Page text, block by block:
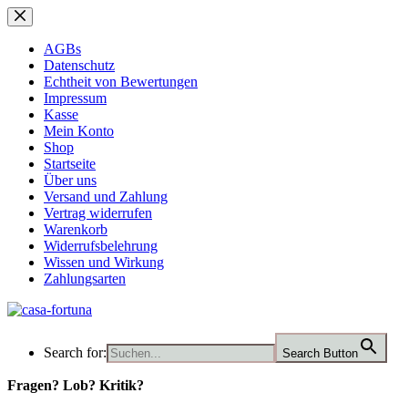
Zum
Inhalt
springenAGBs
Datenschutz
Echtheit von Bewertungen
Impressum
Kasse
Mein Konto
Shop
Startseite
Über uns
Versand und Zahlung
Vertrag widerrufen
Warenkorb
Widerrufsbelehrung
Wissen und Wirkung
Zahlungsarten
Search for: Search Button
Fragen? Lob? Kritik?